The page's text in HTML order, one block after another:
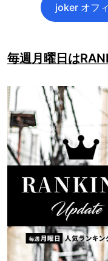
joker オフ
毎週月曜日は